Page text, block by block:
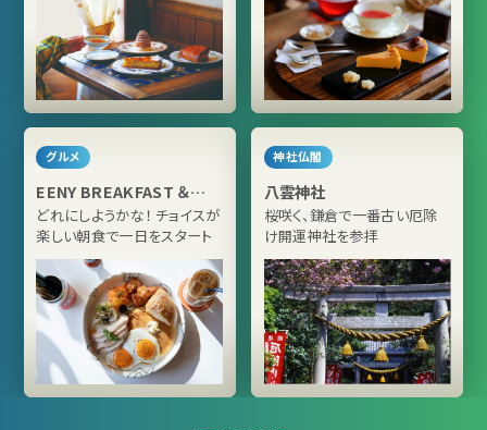
グルメ
EENY BREAKFAST ＆
SHOP
どれにしようかな！ チョイスが
楽しい朝食で一日をスタート
神社仏閣
八雲神社
桜咲く、鎌倉で一番古い厄除
け開運神社を参拝